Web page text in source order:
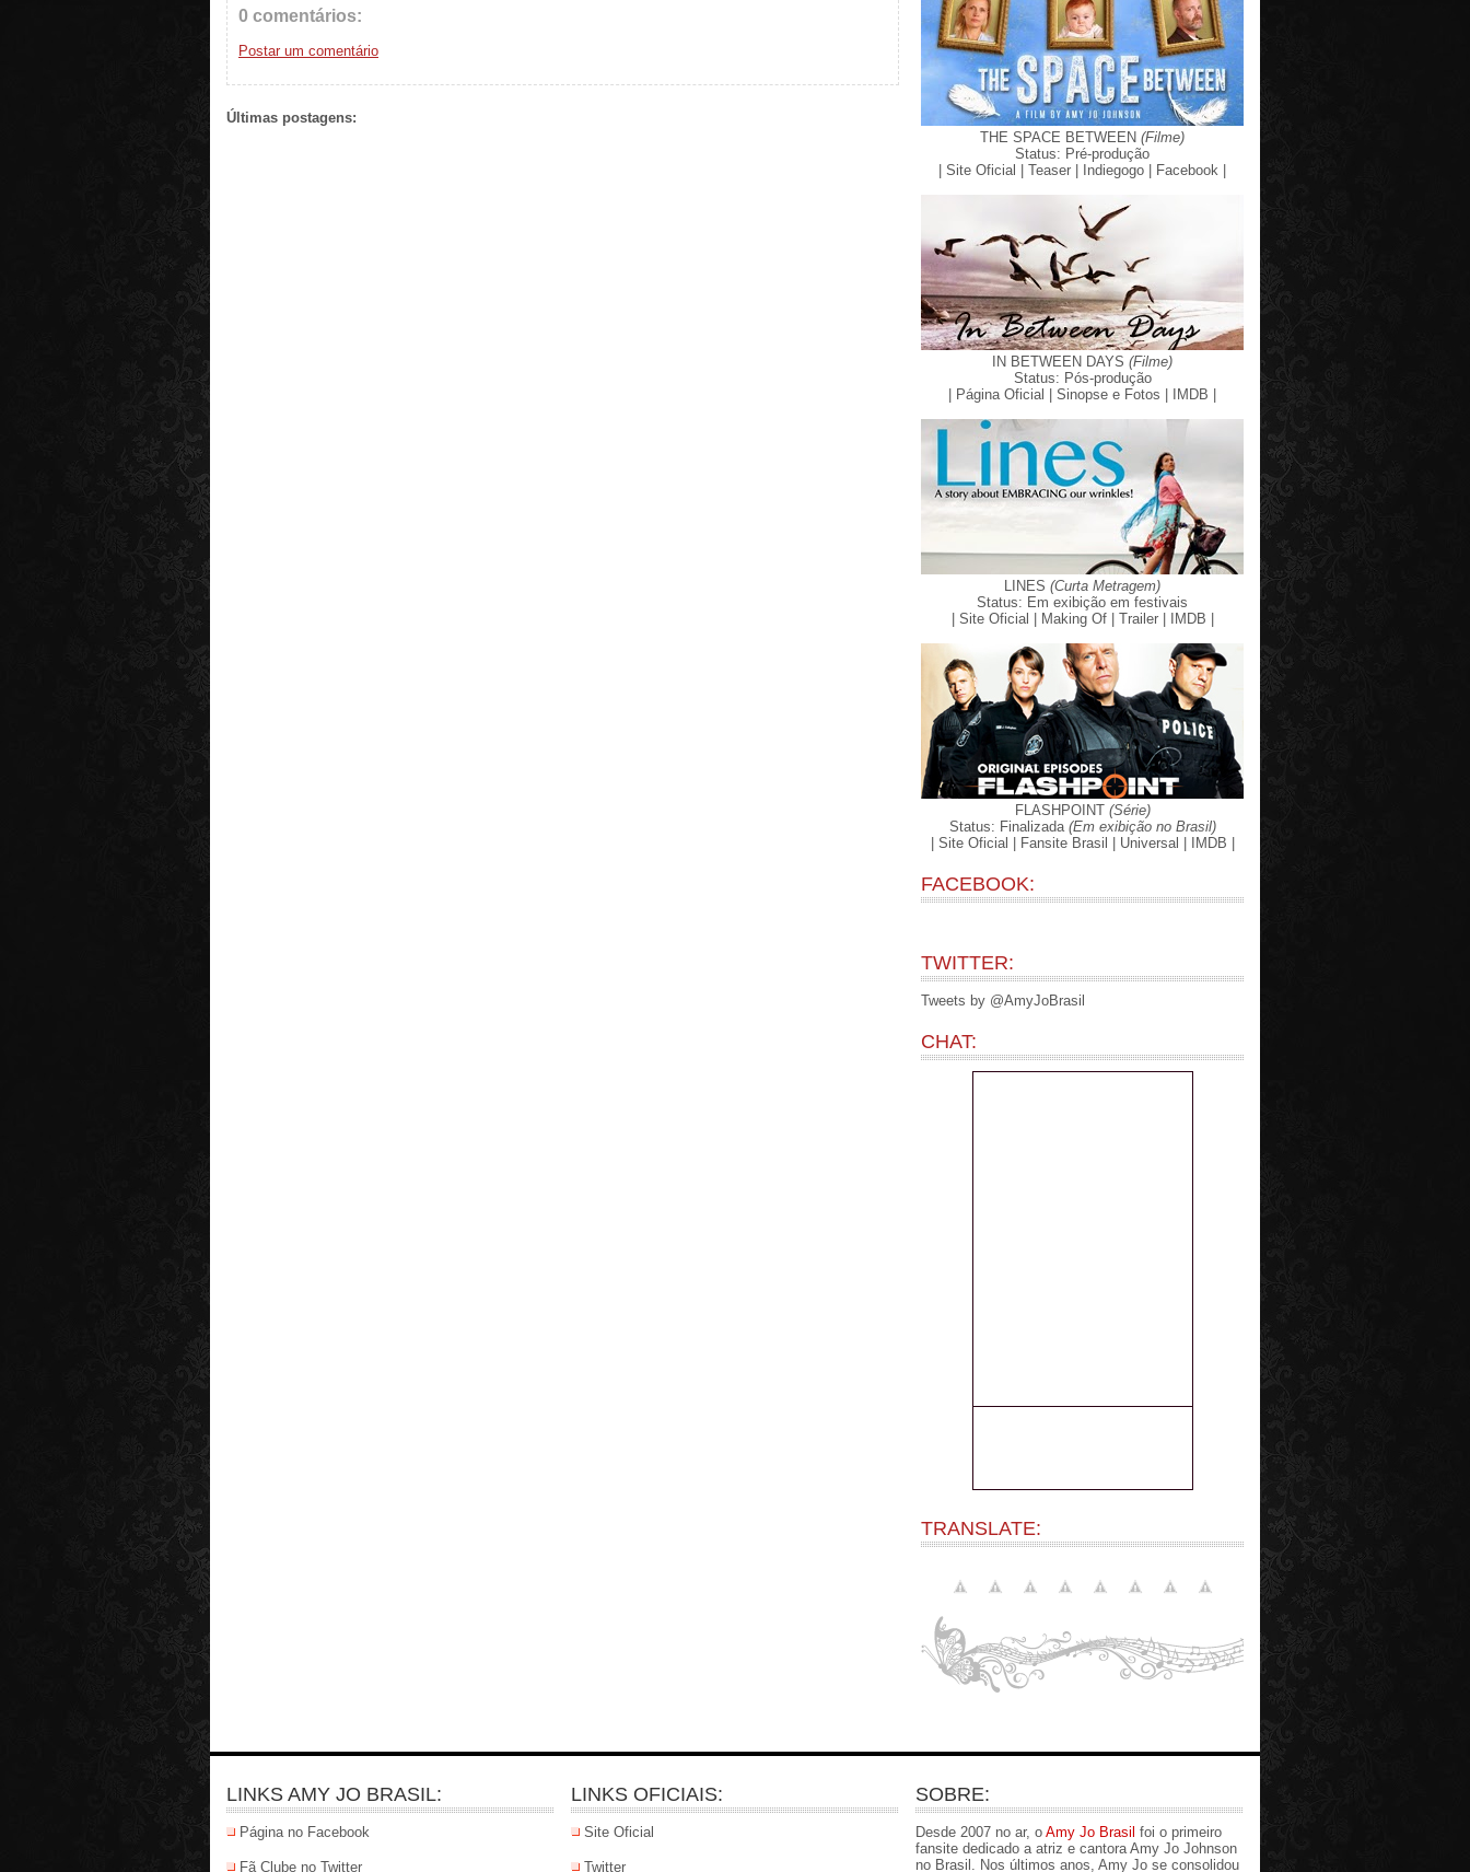
0 comentários:
Postar um comentário
Últimas postagens:
THE SPACE BETWEEN (Filme)
Status: Pré-produção
| Site Oficial |
Teaser | Indiegogo | Facebook |
IN BETWEEN DAYS (Filme)
Status: Pós-produção
| Página Oficial |
Sinopse e Fotos | IMDB |
LINES (Curta Metragem)
Status: Em exibição em festivais
| Site Oficial |
Making Of | Trailer | IMDB |
FLASHPOINT (Série)
Status: Finalizada (Em exibição no Brasil)
| Site Oficial |
Fansite Brasil | Universal | IMDB |
FACEBOOK:
TWITTER:
Tweets by @AmyJoBrasil
CHAT:
TRANSLATE:
LINKS AMY JO BRASIL:
Página no Facebook
Fã Clube no Twitter
LINKS OFICIAIS:
Site Oficial
Twitter
SOBRE:
Desde 2007 no ar, o Amy Jo Brasil foi o primeiro
fansite dedicado a atriz e cantora Amy Jo Johnson
no Brasil. Nos últimos anos, Amy Jo se consolidou